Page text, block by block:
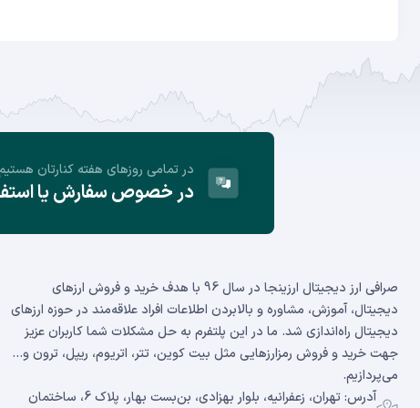
در تمامی روز‌های هفته کنارتان
در خصوص سفارش یا
صرافی ارز دیجیتال ارزینجا در سال 96 با هدف خرید و فروش ارزهای
دیجیتال، آموزش، مشاوره و بالابردن اطلاعات افراد علاقه‌مند در حوزه ارزهای
دیجیتال راه‌اندازی شد. ما در این پلتفرم به حل مشکلات شما کاربران عزیز
جهت خرید و فروش رمزارزهایی مثل بیت کوین، تتر، اتریوم، ریپل، ترون و...
می‌پردازیم.
آدرس: تهران، زعفرانیه، بلوار بهزادی، بن‌بست بهار، پلاک 6، ساختمان